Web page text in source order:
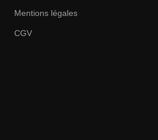
Mentions légales
CGV